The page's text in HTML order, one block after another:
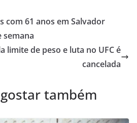
com 61 anos em Salvador
semana
limite de peso e luta no UFC é
cancelada
também